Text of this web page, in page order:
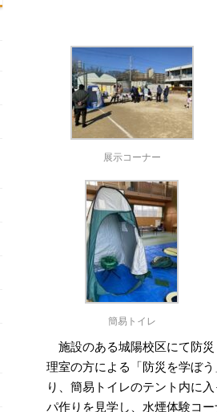
展示コーナー
簡易トイレ
施設のある城陽校区にて防
理室の方による「防災を学ぼ
り、簡易トイレのテント内に
パ作りを見学し、水煙体験コ